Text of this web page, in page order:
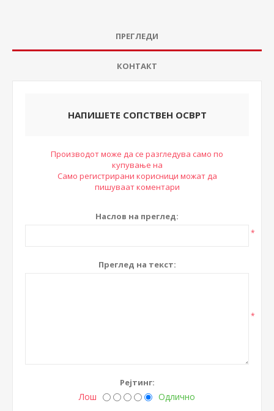
ПРЕГЛЕДИ
КОНТАКТ
НАПИШЕТЕ СОПСТВЕН ОСВРТ
Производот може да се разгледува само по
купување на
Само регистрирани корисници можат да
пишуваат коментари
Наслов на преглед:
*
Преглед на текст:
*
Рејтинг:
Лош Одлично